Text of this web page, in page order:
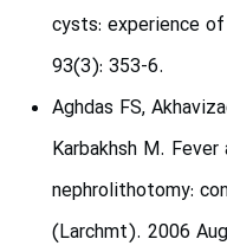
cysts: experience
93(3): 353-6.
Aghdas FS,
Karbakhsh M.
nephrolithotomy:
(Larchmt). 2006